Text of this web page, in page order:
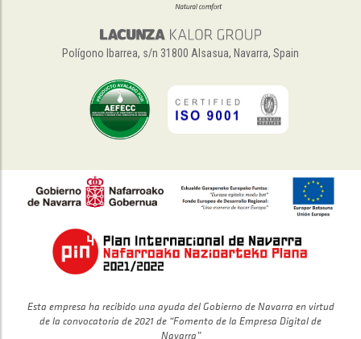
Polígono Ibarrea, s/n 31800 Alsasua, Navarra, Spain
Esta empresa ha recibido una ayuda del Gobierno de Navarra en virtud
de la convocatoria de 2021 de “Fomento de la Empresa Digital de
Navarra”